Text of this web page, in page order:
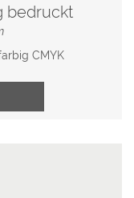
bedruckt
CMYK